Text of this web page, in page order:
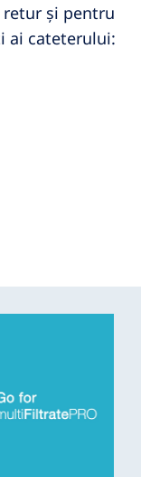
retur și pentru
ai cateterului: